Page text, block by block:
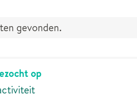
gevonden.
op